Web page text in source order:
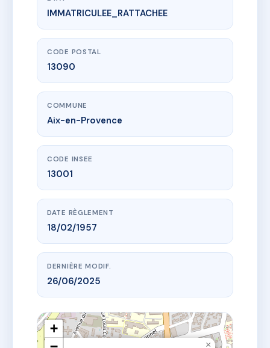
www.vme.plus/AC6435697
SDC Le Saint Michel
12 av calendal13090 Aix-en-Provence
IMMATRICULEE_RATTACHEE
CODE POSTAL
13090
COMMUNE
Aix-en-Provence
CODE INSEE
13001
DATE RÈGLEMENT
18/02/1957
DERNIÈRE MODIF.
26/06/2025
×
+